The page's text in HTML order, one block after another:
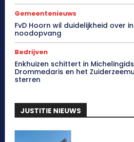
Gemeentenieuws
FvD Hoorn wil duidelijkheid over
noodopvang
Bedrijven
Enkhuizen schittert in
Drommedaris en het
sterren
JUSTITIE NIEUWS